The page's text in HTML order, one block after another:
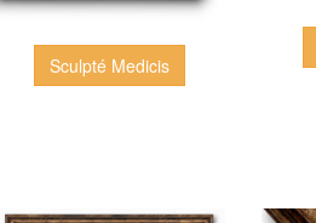
Sculpté Medicis